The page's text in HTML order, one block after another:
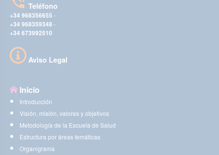
Teléfono
+34 968356655 -
+34 968359348 -
+34 673992510
Aviso Legal
Inicio
Introducción
Visión, misión, valores y objetivos
Metodología de la Escuela de Salud
Estructura por áreas temáticas
Organigrama